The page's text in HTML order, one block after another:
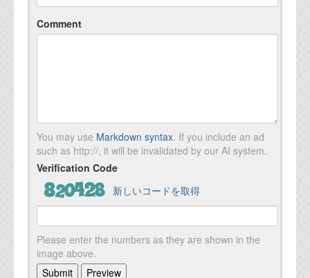
Comment
You may use Markdown syntax. If you include an ad
such as http://, it will be invalidated by our AI system.
Verification Code
新しいコードを取得
Please enter the numbers as they are shown in the
image above.